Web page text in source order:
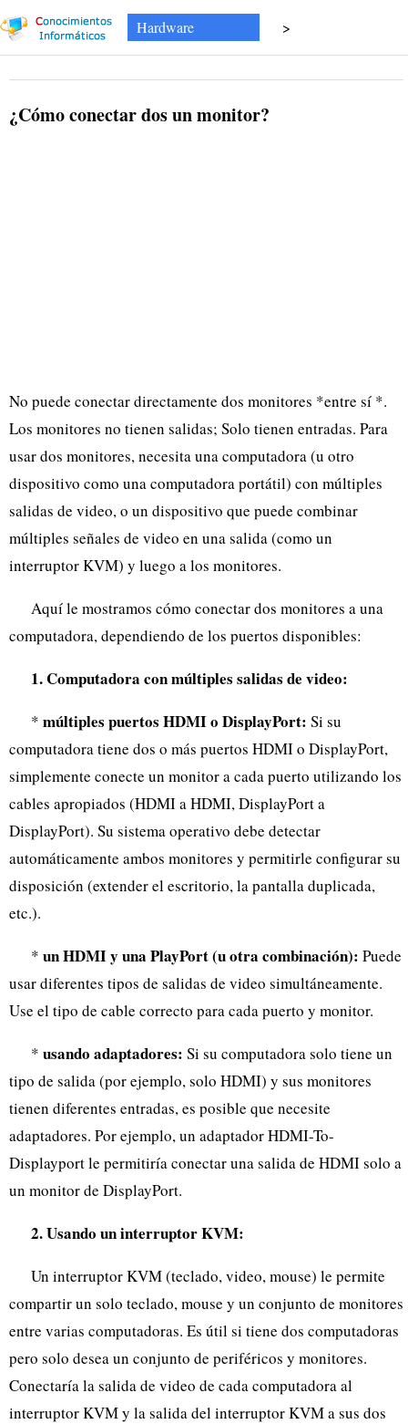
Hardware >
¿Cómo conectar dos un monitor?
No puede conectar directamente dos monitores *entre sí *.
Los monitores no tienen salidas; Solo tienen entradas. Para
usar dos monitores, necesita una computadora (u otro
dispositivo como una computadora portátil) con múltiples
salidas de video, o un dispositivo que puede combinar
múltiples señales de video en una salida (como un
interruptor KVM) y luego a los monitores.
Aquí le mostramos cómo conectar dos monitores a una
computadora, dependiendo de los puertos disponibles:
1. Computadora con múltiples salidas de video:
* múltiples puertos HDMI o DisplayPort: Si su
computadora tiene dos o más puertos HDMI o DisplayPort,
simplemente conecte un monitor a cada puerto utilizando los
cables apropiados (HDMI a HDMI, DisplayPort a
DisplayPort). Su sistema operativo debe detectar
automáticamente ambos monitores y permitirle configurar su
disposición (extender el escritorio, la pantalla duplicada,
etc.).
* un HDMI y una PlayPort (u otra combinación): Puede
usar diferentes tipos de salidas de video simultáneamente.
Use el tipo de cable correcto para cada puerto y monitor.
* usando adaptadores: Si su computadora solo tiene un
tipo de salida (por ejemplo, solo HDMI) y sus monitores
tienen diferentes entradas, es posible que necesite
adaptadores. Por ejemplo, un adaptador HDMI-To-
Displayport le permitiría conectar una salida de HDMI solo a
un monitor de DisplayPort.
2. Usando un interruptor KVM:
Un interruptor KVM (teclado, video, mouse) le permite
compartir un solo teclado, mouse y un conjunto de monitores
entre varias computadoras. Es útil si tiene dos computadoras
pero solo desea un conjunto de periféricos y monitores.
Conectaría la salida de video de cada computadora al
interruptor KVM y la salida del interruptor KVM a sus dos